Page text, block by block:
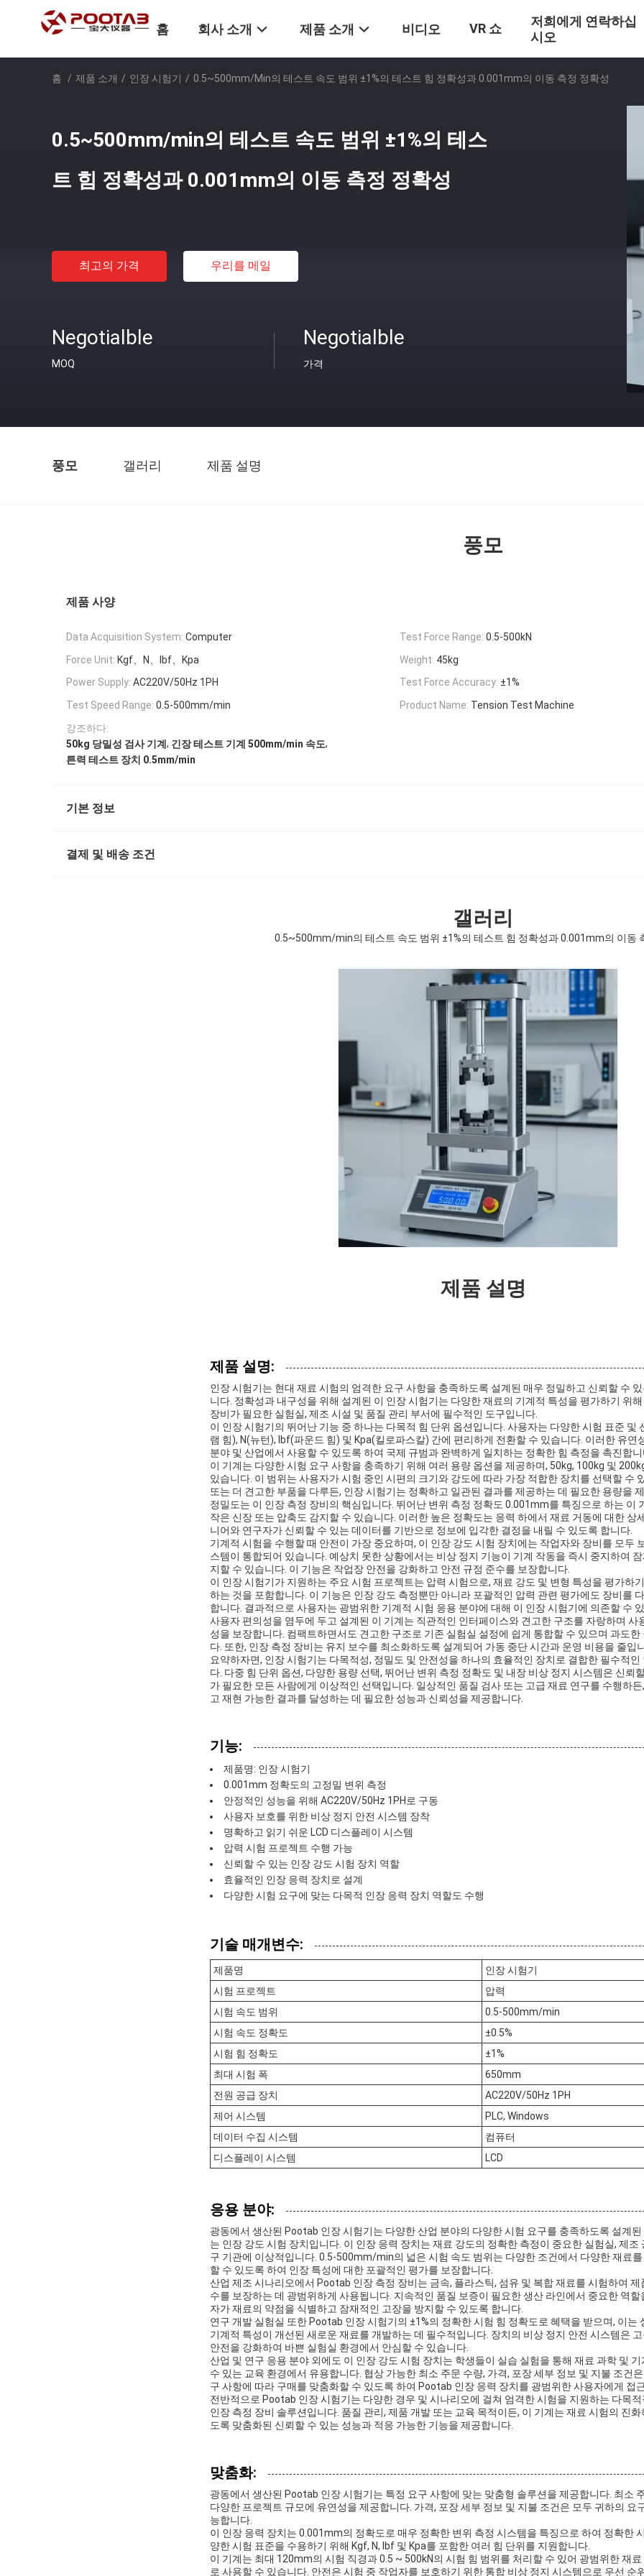
홈 회사 소개 제품 소개 비디오 VR 쇼
저희에게 연락하십
시오
홈 / 제품 소개 / 인장 시험기 / 0.5~500mm/min의 테스트 속도 범위 ±1%의 테스트 힘 정확성과 0.001mm의 이동 측정 정확성
0.5~500mm/min의 테스트 속도 범위 ±1%의 테스
트 힘 정확성과 0.001mm의 이동 측정 정확성
최고의 가격 우리를 메일
Negotialble
MOQ
Negotialble
가격
풍모 갤러리 제품 설명
풍모
제품 사양
Data Acquisition System: Computer Test Force Range: 0.5-500kN
Force Unit: Kgf、N、lbf、Kpa Weight: 45kg
Power Supply: AC220V/50Hz 1PH Test Force Accuracy: ±1%
Test Speed Range: 0.5-500mm/min Product Name: Tension Test Machine
강조하다:
50kg 당밀성 검사 기계 , 긴장 테스트 기계 500mm/min 속도,
튼력 테스트 장치 0.5mm/min
기본 정보
결제 및 배송 조건
갤러리
0.5~500mm/min의 테스트 속도 범위 ±1%의 테스트 힘 정확성과 0.001mm의 이동
제품 설명
제품 설명:
인장 시험기는 현대 재료 시험의 엄격한 요구 사항을 충족하도록 설계된 매우 정밀하고 신뢰할 수
니다. 정확성과 내구성을 위해 설계된 이 인장 시험기는 다양한 재료의 기계적 특성을 평가하기 위
장비가 필요한 실험실, 제조 시설 및 품질 관리 부서에 필수적인 도구입니다.
이 인장 시험기의 뛰어난 기능 중 하나는 다목적 힘 단위 옵션입니다. 사용자는 다양한 시험 표준 및
램 힘), N(뉴턴), lbf(파운드 힘) 및 Kpa(킬로파스칼) 간에 편리하게 전환할 수 있습니다. 이러한 유연
분야 및 산업에서 사용할 수 있도록 하여 국제 규범과 완벽하게 일치하는 정확한 힘 측정을 촉진합니
이 기계는 다양한 시험 요구 사항을 충족하기 위해 여러 용량 옵션을 제공하며, 50kg, 100kg 및
있습니다. 이 범위는 사용자가 시험 중인 시편의 크기와 강도에 따라 가장 적합한 장치를 선택할 수
또는 더 견고한 부품을 다루든, 인장 시험기는 정확하고 일관된 결과를 제공하는 데 필요한 용량을
정밀도는 이 인장 측정 장비의 핵심입니다. 뛰어난 변위 측정 정확도 0.001mm를 특징으로 하는 이
작은 신장 또는 압축도 감지할 수 있습니다. 이러한 높은 정확도는 응력 하에서 재료 거동에 대한 상
니어와 연구자가 신뢰할 수 있는 데이터를 기반으로 정보에 입각한 결정을 내릴 수 있도록 합니다.
기계적 시험을 수행할 때 안전이 가장 중요하며, 이 인장 강도 시험 장치에는 작업자와 장비를 모두
스템이 통합되어 있습니다. 예상치 못한 상황에서는 비상 정지 기능이 기계 작동을 즉시 중지하여
지할 수 있습니다. 이 기능은 작업장 안전을 강화하고 안전 규정 준수를 보장합니다.
이 인장 시험기가 지원하는 주요 시험 프로젝트는 압력 시험으로, 재료 강도 및 변형 특성을 평가하
하는 것을 포함합니다. 이 기능은 인장 강도 측정뿐만 아니라 포괄적인 압력 관련 평가에도 장비를
합니다. 결과적으로 사용자는 광범위한 기계적 시험 응용 분야에 대해 이 인장 시험기에 의존할 수
사용자 편의성을 염두에 두고 설계된 이 기계는 직관적인 인터페이스와 견고한 구조를 자랑하며 사
성을 보장합니다. 컴팩트하면서도 견고한 구조로 기존 실험실 설정에 쉽게 통합할 수 있으며 과도한
다. 또한, 인장 측정 장비는 유지 보수를 최소화하도록 설계되어 가동 중단 시간과 운영 비용을 줄입
요약하자면, 인장 시험기는 다목적성, 정밀도 및 안전성을 하나의 효율적인 장치로 결합한 필수적인
다. 다중 힘 단위 옵션, 다양한 용량 선택, 뛰어난 변위 측정 정확도 및 내장 비상 정지 시스템은 신뢰
가 필요한 모든 사람에게 이상적인 선택입니다. 일상적인 품질 검사 또는 고급 재료 연구를 수행하
고 재현 가능한 결과를 달성하는 데 필요한 성능과 신뢰성을 제공합니다.
기능:
제품명: 인장 시험기
0.001mm 정확도의 고정밀 변위 측정
안정적인 성능을 위해 AC220V/50Hz 1PH로 구동
사용자 보호를 위한 비상 정지 안전 시스템 장착
명확하고 읽기 쉬운 LCD 디스플레이 시스템
압력 시험 프로젝트 수행 가능
신뢰할 수 있는 인장 강도 시험 장치 역할
효율적인 인장 응력 장치로 설계
다양한 시험 요구에 맞는 다목적 인장 응력 장치 역할도 수행
기술 매개변수:
제품명
인장 시험기
시험 프로젝트
압력
시험 속도 범위
0.5-500mm/min
시험 속도 정확도
±0.5%
시험 힘 정확도
±1%
최대 시험 폭
650mm
전원 공급 장치
AC220V/50Hz 1PH
제어 시스템
PLC, Windows
데이터 수집 시스템
컴퓨터
디스플레이 시스템
LCD
응용 분야:
광동에서 생산된 Pootab 인장 시험기는 다양한 산업 분야의 다양한 시험 요구를 충족하도록 설계
는 인장 강도 시험 장치입니다. 이 인장 응력 장치는 재료 강도의 정확한 측정이 중요한 실험실, 제조
구 기관에 이상적입니다. 0.5-500mm/min의 넓은 시험 속도 범위는 다양한 조건에서 다양한 재료
할 수 있도록 하여 인장 특성에 대한 포괄적인 평가를 보장합니다.
산업 제조 시나리오에서 Pootab 인장 측정 장비는 금속, 플라스틱, 섬유 및 복합 재료를 시험하여 제
수를 보장하는 데 광범위하게 사용됩니다. 지속적인 품질 보증이 필요한 생산 라인에서 중요한 역할
자가 재료의 약점을 식별하고 잠재적인 고장을 방지할 수 있도록 합니다.
연구 개발 실험실 또한 Pootab 인장 시험기의 ±1%의 정확한 시험 힘 정확도로 혜택을 받으며, 이는
기계적 특성이 개선된 새로운 재료를 개발하는 데 필수적입니다. 장치의 비상 정지 안전 시스템은
안전을 강화하여 바쁜 실험실 환경에서 안심할 수 있습니다.
산업 및 연구 응용 분야 외에도 이 인장 강도 시험 장치는 학생들이 실습 실험을 통해 재료 과학 및
수 있는 교육 환경에서 유용합니다. 협상 가능한 최소 주문 수량, 가격, 포장 세부 정보 및 지불 조건
구 사항에 따라 구매를 맞춤화할 수 있도록 하여 Pootab 인장 응력 장치를 광범위한 사용자에게 접
전반적으로 Pootab 인장 시험기는 다양한 경우 및 시나리오에 걸쳐 엄격한 시험을 지원하는 다목
인장 측정 장비 솔루션입니다. 품질 관리, 제품 개발 또는 교육 목적이든, 이 기계는 재료 시험의 진
도록 맞춤화된 신뢰할 수 있는 성능과 적응 가능한 기능을 제공합니다.
맞춤화:
광동에서 생산된 Pootab 인장 시험기는 특정 요구 사항에 맞는 맞춤형 솔루션을 제공합니다. 최소
다양한 프로젝트 규모에 유연성을 제공합니다. 가격, 포장 세부 정보 및 지불 조건은 모두 귀하의 요
능합니다.
이 인장 응력 장치는 0.001mm의 정확도로 매우 정확한 변위 측정 시스템을 특징으로 하여 정확한
양한 시험 표준을 수용하기 위해 Kgf, N, lbf 및 Kpa를 포함한 여러 힘 단위를 지원합니다.
이 기계는 최대 120mm의 시험 직경과 0.5 ~ 500kN의 시험 힘 범위를 처리할 수 있어 광범위한 재
로 사용할 수 있습니다. 안전은 시험 중 작업자를 보호하기 위한 통합 비상 정지 시스템으로 우선 순